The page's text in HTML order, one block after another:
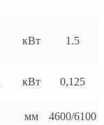
кВт 1.5
кВт 0,125
мм 4600/6100